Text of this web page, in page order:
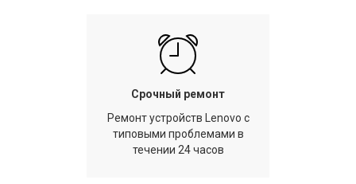
Срочный ремонт
Ремонт устройств Lenovo с
типовыми проблемами в
течении 24 часов